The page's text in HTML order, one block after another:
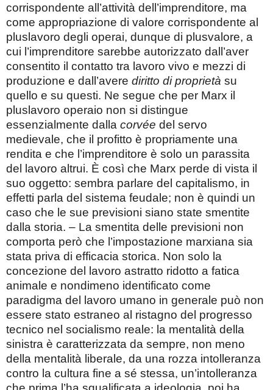
corrispondente all’attività dell’imprenditore, ma
come appropriazione di valore corrispondente al
pluslavoro degli operai, dunque di plusvalore, a
cui l’imprenditore sarebbe autorizzato dall’aver
consentito il contatto tra lavoro vivo e mezzi di
produzione e dall’avere diritto di proprietà su
quello e su questi. Ne segue che per Marx il
pluslavoro operaio non si distingue
essenzialmente dalla corvée del servo
medievale, che il profitto è propriamente una
rendita e che l’imprenditore è solo un parassita
del lavoro altrui. È così che Marx perde di vista il
suo oggetto: sembra parlare del capitalismo, in
effetti parla del sistema feudale; non è quindi un
caso che le sue previsioni siano state smentite
dalla storia. – La smentita delle previsioni non
comporta però che l’impostazione marxiana sia
stata priva di efficacia storica. Non solo la
concezione del lavoro astratto ridotto a fatica
animale e nondimeno identificato come
paradigma del lavoro umano in generale può non
essere stato estraneo al ristagno del progresso
tecnico nel socialismo reale: la mentalità della
sinistra è caratterizzata da sempre, non meno
della mentalità liberale, da una rozza intolleranza
contro la cultura fine a sé stessa, un’intolleranza